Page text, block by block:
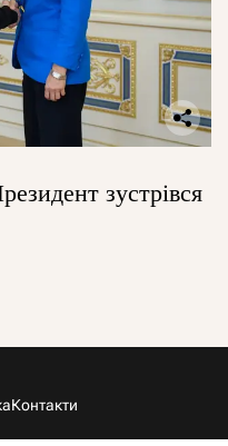
зустрівся
Контакти